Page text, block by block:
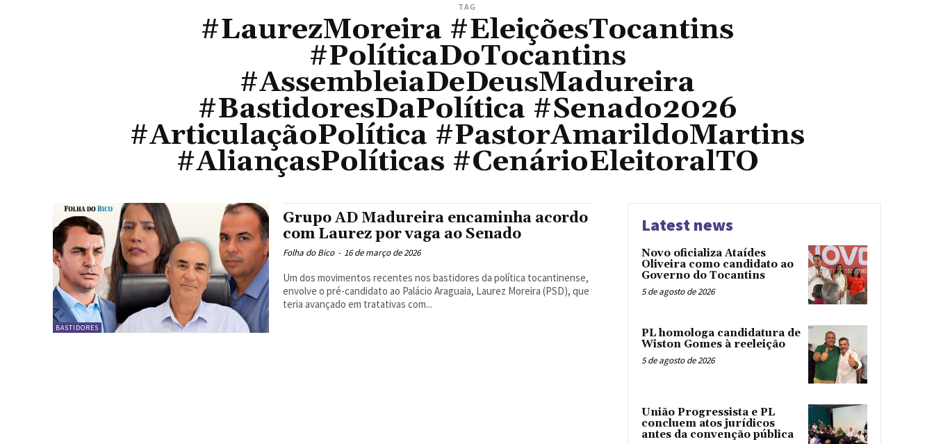
TAG
#LaurezMoreira #EleiçõesTocantins
#PolíticaDoTocantins
#AssembleiaDeDeusMadureira
#BastidoresDaPolítica #Senado2026
#ArticulaçãoPolítica #PastorAmarildoMartins
#AliançasPolíticas #CenárioEleitoralTO
BASTIDORES
Grupo AD Madureira encaminha acordo
com Laurez por vaga ao Senado
Folha do Bico - 16 de março de 2026
Um dos movimentos recentes nos bastidores da política tocantinense,
envolve o pré-candidato ao Palácio Araguaia, Laurez Moreira (PSD), que
teria avançado em tratativas com...
Latest news
Novo oficializa Ataídes
Oliveira como candidato ao
Governo do Tocantins
5 de agosto de 2026
PL homologa candidatura de
Wiston Gomes à reeleição
5 de agosto de 2026
União Progressista e PL
concluem atos jurídicos
antes da convenção pública